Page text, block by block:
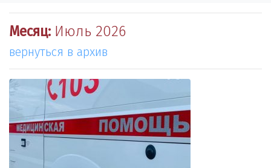
Месяц: Июль 2026
вернуться в архив